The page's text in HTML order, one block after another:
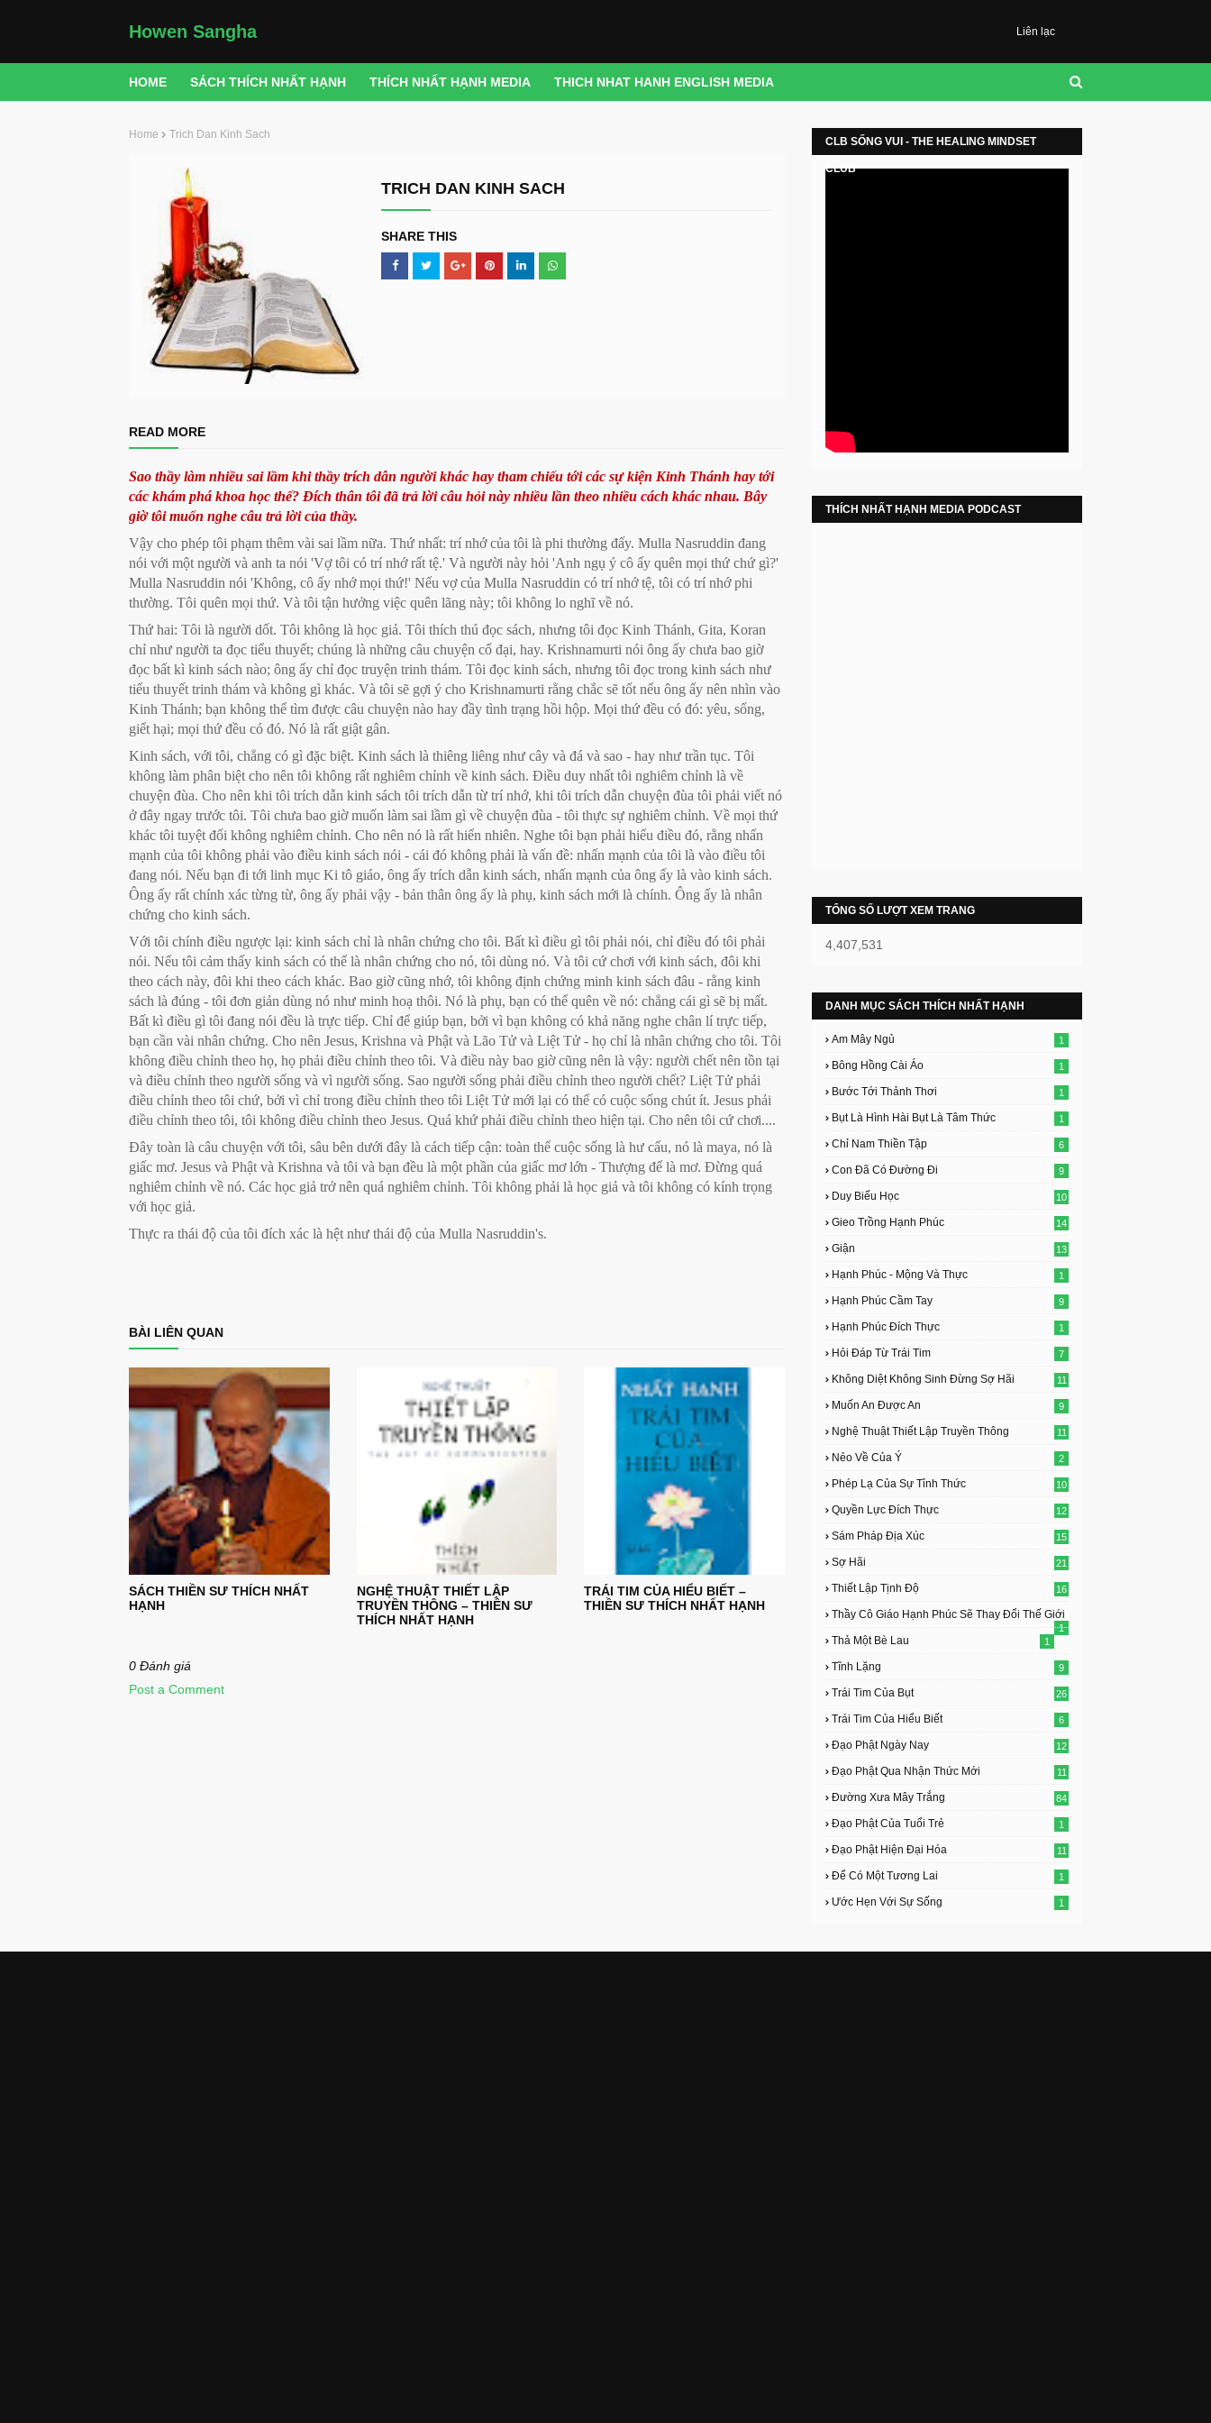
Howen Sangha Liên lạc
HOME SÁCH THÍCH NHẤT HẠNH THÍCH NHẤT HẠNH MEDIA THICH NHAT HANH ENGLISH MEDIA
Home Trich Dan Kinh Sach
TRICH DAN KINH SACH
SHARE THIS
READ MORE
Sao thầy làm nhiều sai lầm khi thầy trích dẫn người khác hay tham chiếu tới các sự kiện Kinh Thánh hay tới
các khám phá khoa học thế? Đích thân tôi đã trả lời câu hỏi này nhiều lần theo nhiều cách khác nhau. Bây
giờ tôi muốn nghe câu trả lời của thầy.
Vậy cho phép tôi phạm thêm vài sai lầm nữa. Thứ nhất: trí nhớ của tôi là phi thường đấy. Mulla Nasruddin đang
nói với một người và anh ta nói 'Vợ tôi có trí nhớ rất tệ.' Và người này hỏi 'Anh ngụ ý cô ấy quên mọi thứ chứ gì?'
Mulla Nasruddin nói 'Không, cô ấy nhớ mọi thứ!' Nếu vợ của Mulla Nasruddin có trí nhớ tệ, tôi có trí nhớ phi
thường. Tôi quên mọi thứ. Và tôi tận hưởng việc quên lãng này; tôi không lo nghĩ về nó.
Thứ hai: Tôi là người dốt. Tôi không là học giả. Tôi thích thú đọc sách, nhưng tôi đọc Kinh Thánh, Gita, Koran
chỉ như người ta đọc tiểu thuyết; chúng là những câu chuyện cổ đại, hay. Krishnamurti nói ông ấy chưa bao giờ
đọc bất kì kinh sách nào; ông ấy chỉ đọc truyện trinh thám. Tôi đọc kinh sách, nhưng tôi đọc trong kinh sách như
tiểu thuyết trinh thám và không gì khác. Và tôi sẽ gợi ý cho Krishnamurti rằng chắc sẽ tốt nếu ông ấy nên nhìn vào
Kinh Thánh; bạn không thể tìm được câu chuyện nào hay đầy tình trạng hồi hộp. Mọi thứ đều có đó: yêu, sống,
giết hại; mọi thứ đều có đó. Nó là rất giật gân.
Kinh sách, với tôi, chẳng có gì đặc biệt. Kinh sách là thiêng liêng như cây và đá và sao - hay như trần tục. Tôi
không làm phân biệt cho nên tôi không rất nghiêm chỉnh về kinh sách. Điều duy nhất tôi nghiêm chỉnh là về
chuyện đùa. Cho nên khi tôi trích dẫn kinh sách tôi trích dẫn từ trí nhớ, khi tôi trích dẫn chuyện đùa tôi phải viết nó
ở đây ngay trước tôi. Tôi chưa bao giờ muốn làm sai lầm gì về chuyện đùa - tôi thực sự nghiêm chỉnh. Về mọi thứ
khác tôi tuyệt đối không nghiêm chỉnh. Cho nên nó là rất hiển nhiên. Nghe tôi bạn phải hiểu điều đó, rằng nhấn
mạnh của tôi không phải vào điều kinh sách nói - cái đó không phải là vấn đề: nhấn mạnh của tôi là vào điều tôi
đang nói. Nếu bạn đi tới linh mục Ki tô giáo, ông ấy trích dẫn kinh sách, nhấn mạnh của ông ấy là vào kinh sách.
Ông ấy rất chính xác từng từ, ông ấy phải vậy - bản thân ông ấy là phụ, kinh sách mới là chính. Ông ấy là nhân
chứng cho kinh sách.
Với tôi chính điều ngược lại: kinh sách chỉ là nhân chứng cho tôi. Bất kì điều gì tôi phải nói, chỉ điều đó tôi phải
nói. Nếu tôi cảm thấy kinh sách có thể là nhân chứng cho nó, tôi dùng nó. Và tôi cứ chơi với kinh sách, đôi khi
theo cách này, đôi khi theo cách khác. Bao giờ cũng nhớ, tôi không định chứng minh kinh sách đâu - rằng kinh
sách là đúng - tôi đơn giản dùng nó như minh hoạ thôi. Nó là phụ, bạn có thể quên về nó: chẳng cái gì sẽ bị mất.
Bất kì điều gì tôi đang nói đều là trực tiếp. Chỉ để giúp bạn, bởi vì bạn không có khả năng nghe chân lí trực tiếp,
bạn cần vài nhân chứng. Cho nên Jesus, Krishna và Phật và Lão Tử và Liệt Tử - họ chỉ là nhân chứng cho tôi. Tôi
không điều chỉnh theo họ, họ phải điều chỉnh theo tôi. Và điều này bao giờ cũng nên là vậy: người chết nên tồn tại
và điều chỉnh theo người sống và vì người sống. Sao người sống phải điều chỉnh theo người chết? Liệt Tử phải
điều chỉnh theo tôi chứ, bởi vì chỉ trong điều chỉnh theo tôi Liệt Tử mới lại có thể có cuộc sống chút ít. Jesus phải
điều chỉnh theo tôi, tôi không điều chỉnh theo Jesus. Quá khứ phải điều chỉnh theo hiện tại. Cho nên tôi cứ chơi....
Đây toàn là câu chuyện với tôi, sâu bên dưới đây là cách tiếp cận: toàn thể cuộc sống là hư cấu, nó là maya, nó là
giấc mơ. Jesus và Phật và Krishna và tôi và bạn đều là một phần của giấc mơ lớn - Thượng đế là mơ. Đừng quá
nghiêm chỉnh về nó. Các học giả trở nên quá nghiêm chỉnh. Tôi không phải là học giả và tôi không có kính trọng
với học giả.
Thực ra thái độ của tôi đích xác là hệt như thái độ của Mulla Nasruddin's.
BÀI LIÊN QUAN
SÁCH THIỀN SƯ THÍCH NHẤT
HẠNH
NGHỆ THUẬT THIẾT LẬP
TRUYỀN THÔNG – THIỀN SƯ
THÍCH NHẤT HẠNH
TRÁI TIM CỦA HIỂU BIẾT –
THIỀN SƯ THÍCH NHẤT HẠNH
0 Đánh giá
Post a Comment
CLB SỐNG VUI - THE HEALING MINDSET
CLUB
THÍCH NHẤT HẠNH MEDIA PODCAST
TỔNG SỐ LƯỢT XEM TRANG
4,407,531
DANH MỤC SÁCH THÍCH NHẤT HẠNH
Am Mây Ngủ 1
Bông Hồng Cài Áo 1
Bước Tới Thảnh Thơi 1
Bụt Là Hình Hài Bụt Là Tâm Thức 1
Chỉ Nam Thiền Tập 6
Con Đã Có Đường Đi 9
Duy Biểu Học 10
Gieo Trồng Hạnh Phúc 14
Giận 13
Hạnh Phúc - Mộng Và Thực 1
Hạnh Phúc Cầm Tay 9
Hạnh Phúc Đích Thực 1
Hỏi Đáp Từ Trái Tim 7
Không Diệt Không Sinh Đừng Sợ Hãi 11
Muốn An Được An 9
Nghệ Thuật Thiết Lập Truyền Thông 11
Nẻo Về Của Ý 2
Phép Lạ Của Sự Tỉnh Thức 10
Quyền Lực Đích Thực 12
Sám Pháp Địa Xúc 15
Sợ Hãi 21
Thiết Lập Tịnh Độ 16
Thầy Cô Giáo Hạnh Phúc Sẽ Thay Đổi Thế Giới
1
Thả Một Bè Lau 1
Tĩnh Lặng 9
Trái Tim Của Bụt 26
Trái Tim Của Hiểu Biết 6
Đạo Phật Ngày Nay 12
Đạo Phật Qua Nhận Thức Mới 11
Đường Xưa Mây Trắng 84
Đạo Phật Của Tuổi Trẻ 1
Đạo Phật Hiện Đại Hóa 11
Để Có Một Tương Lai 1
Ước Hẹn Với Sự Sống 1